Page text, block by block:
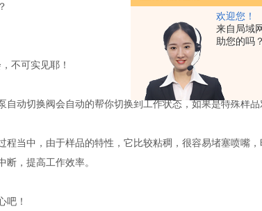
欢迎您！
来自局域
助您的吗？
不可实见耶！
自动切换阀会自动的帮你切换到工作状态，如果是特殊样
程当中，由于样品的特性，它比较粘稠，很容易堵塞喷嘴
，提高工作效率。
吧！